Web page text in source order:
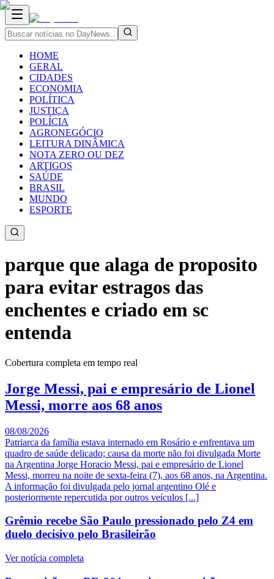
HOME
GERAL
CIDADES
ECONOMIA
POLÍTICA
JUSTIÇA
POLÍCIA
AGRONEGÓCIO
LEITURA DINÂMICA
NOTA ZERO OU DEZ
ARTIGOS
SAÚDE
BRASIL
MUNDO
ESPORTE
parque que alaga de proposito
para evitar estragos das
enchentes e criado em sc
entenda
Cobertura completa em tempo real
Jorge Messi, pai e empresário de Lionel
Messi, morre aos 68 anos
08/08/2026
Patriarca da família estava internado em Rosário e enfrentava um
quadro de saúde delicado; causa da morte não foi divulgada Morte
na Argentina Jorge Horacio Messi, pai e empresário de Lionel
Messi, morreu na noite de sexta-feira (7), aos 68 anos, na Argentina.
A informação foi divulgada pelo jornal argentino Olé e
posteriormente repercutida por outros veículos [...]
Grêmio recebe São Paulo pressionado pelo Z4 em
duelo decisivo pelo Brasileirão
Ver notícia completa